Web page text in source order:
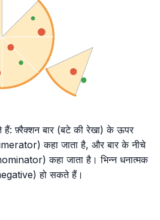
हैं: फ़्रैक्शन बार (बटे की रेखा) के ऊपर
कहा जाता है, और बार के नीचे
कहा जाता है। भिन्न धनात्मक
हो सकते हैं।